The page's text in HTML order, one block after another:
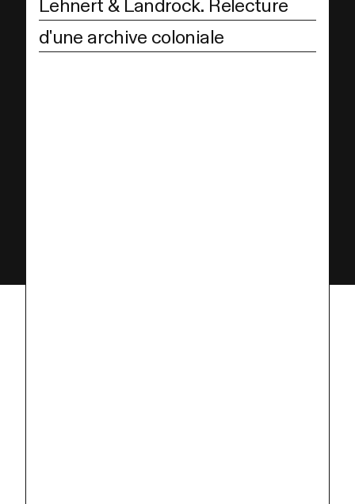
Lehnert & Landrock. Relecture
d'une archive coloniale